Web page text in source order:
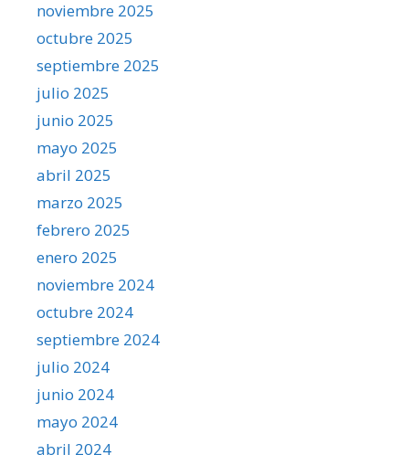
noviembre 2025
octubre 2025
septiembre 2025
julio 2025
junio 2025
mayo 2025
abril 2025
marzo 2025
febrero 2025
enero 2025
noviembre 2024
octubre 2024
septiembre 2024
julio 2024
junio 2024
mayo 2024
abril 2024